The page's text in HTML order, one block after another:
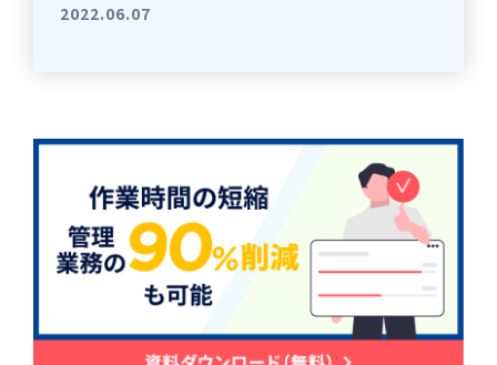
2022.06.07